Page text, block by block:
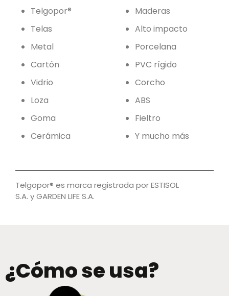
Telgopor®
Telas
Metal
Cartón
Vidrio
Loza
Goma
Cerámica
Maderas
Alto impacto
Porcelana
PVC rígido
Corcho
ABS
Fieltro
Y mucho más
Telgopor® es marca registrada porESTISOL
S.A. yGARDEN LIFE S.A.
¿Cómo se usa?